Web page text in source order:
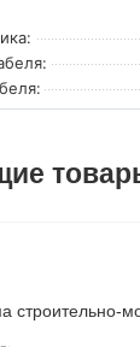
строительно-